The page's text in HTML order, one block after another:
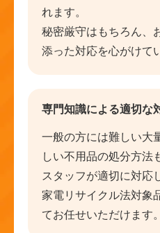
れます。
秘密厳守はもちろん、
添った対応を心がけて
専門知識による適切な
一般の方には難しい大
しい不用品の処分方法
スタッフが適切に対応
家電リサイクル法対象
てお任せいただけます。